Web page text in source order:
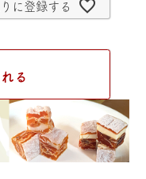
に登録する
る